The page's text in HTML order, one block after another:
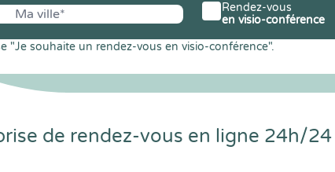
"Je souhaite un rendez-vous en visio-conférence".
Rendez-vous
en visio-conférence
de rendez-vous en ligne 24h/24